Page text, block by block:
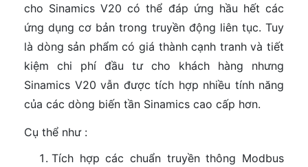
cho Sinamics V20 có thể đáp ứng hầu hết các
ứng dụng cơ bản trong truyền động liên tục. Tuy
là dòng sản phẩm có giá thành cạnh tranh và tiết
kiệm chi phí đầu tư cho khách hàng nhưng
Sinamics V20 vẫn được tích hợp nhiều tính năng
của các dòng biến tần Sinamics cao cấp hơn.
Cụ thể như :
Tích hợp các chuẩn truyền thông Modbus